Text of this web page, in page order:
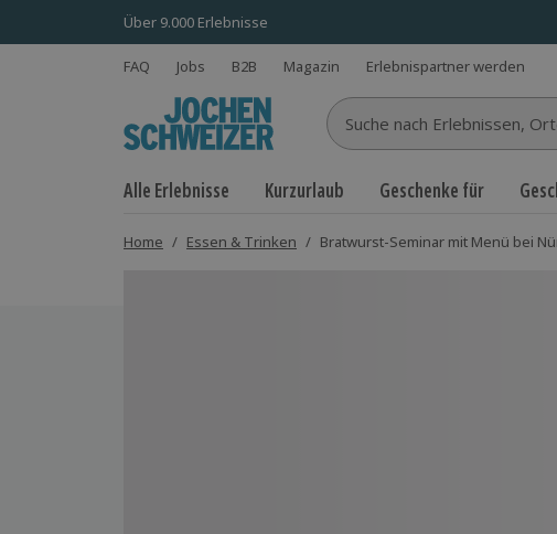
Über 9.000 Erlebnisse
FAQ Jobs B2B Magazin Erlebnispartner werden
Suche nach Erlebnissen...
Alle Erlebnisse Kurzurlaub Geschenke für
Home / Essen & Trinken / Bratwurst-Seminar mit Menü bei